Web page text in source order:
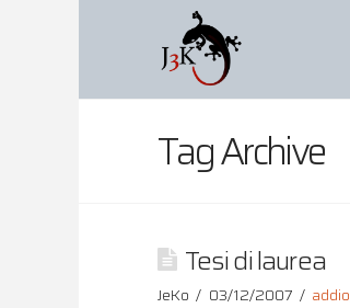
Tag Archive
Tesi di laurea
JeKo 03/12/2007 addio